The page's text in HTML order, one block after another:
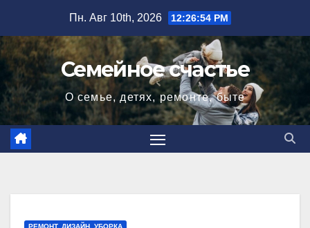
содержимому
Пн. Авг 10th, 2026 12:26:56 PM
Семейное счастье
О семье, детях, ремонте, быте